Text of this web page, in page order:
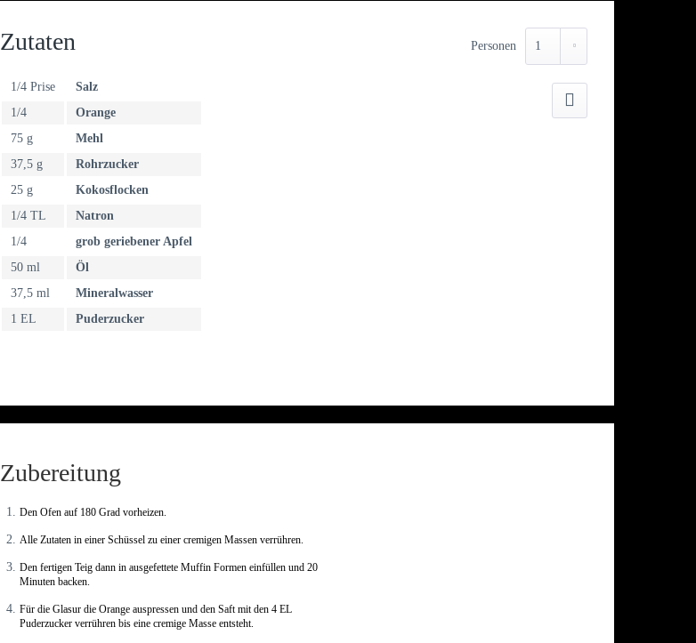
Personen
Zutaten
1/4 Prise
Salz
1/4
Orange
75 g
Mehl
37,5 g
Rohrzucker
25 g
Kokosflocken
1/4 TL
Natron
1/4
grob geriebener Apfel
50 ml
Öl
37,5 ml
Mineralwasser
1 EL
Puderzucker
Zubereitung
Den Ofen auf 180 Grad vorheizen.
Alle Zutaten in einer Schüssel zu einer cremigen Massen verrühren.
Den fertigen Teig dann in ausgefettete Muffin Formen einfüllen und 20
Minuten backen.
Für die Glasur die Orange auspressen und den Saft mit den 4 EL
Puderzucker verrühren bis eine cremige Masse entsteht.